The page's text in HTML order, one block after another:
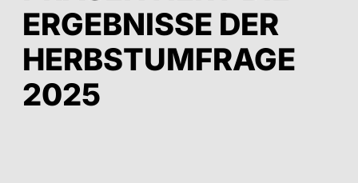
ERGEBNISSE DER
HERBST­UMFRAGE
2025